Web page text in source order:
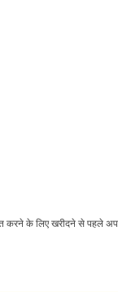
के लिए खरीदने से पहले